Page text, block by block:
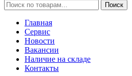
Поиск
Главная
Сервис
Новости
Вакансии
Наличие на складе
Контакты